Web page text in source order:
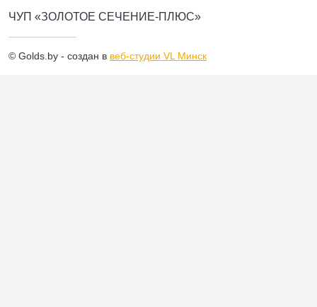
ЧУП «ЗОЛОТОЕ СЕЧЕНИЕ-ПЛЮС»
© Golds.by - создан в веб-студии VL Минск